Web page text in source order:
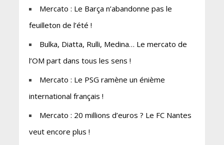
Mercato : Le Barça n’abandonne pas le
feuilleton de l’été !
Bulka, Diatta, Rulli, Medina… Le mercato de
l’OM part dans tous les sens !
Mercato : Le PSG ramène un énième
international français !
Mercato : 20 millions d’euros ? Le FC Nantes
veut encore plus !